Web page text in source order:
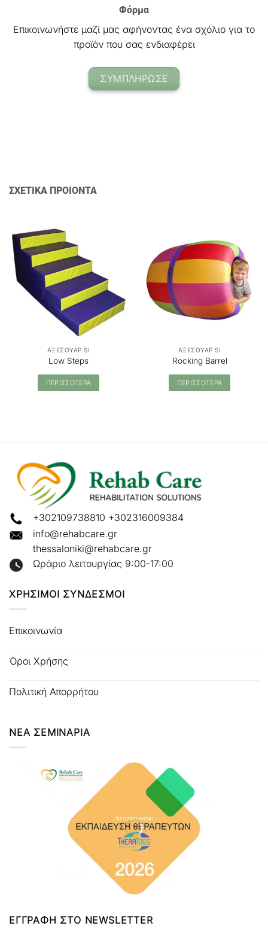
Φόρμα
Επικοινωνήστε μαζί μας αφήνοντας ένα σχόλιο για το
προϊόν που σας ενδιαφέρει
ΣΥΜΠΛΗΡΩΣΕ
ΣΧΕΤΙΚΑ ΠΡΟΙΟΝΤΑ
ΑΞΕΣΟΥΑΡ SI
Low Steps
ΠΕΡΙΣΣΟΤΕΡΑ
ΑΞΕΣΟΥΑΡ SI
Rocking Barrel
ΠΕΡΙΣΣΟΤΕΡΑ
+302109738810 +302316009384
info@rehabcare.gr
thessaloniki@rehabcare.gr
Ωράριο λειτουργίας 9:00-17:00
ΧΡΗΣΙΜΟΙ ΣΥΝΔΕΣΜΟΙ
Επικοινωνία
Όροι Χρήσης
Πολιτική Απορρήτου
ΝΕΑ ΣΕΜΙΝΑΡΙΑ
ΕΓΓΡΑΦΗ ΣΤΟ NEWSLETTER